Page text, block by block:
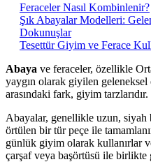
Feraceler Nasıl Kombinlenir?
Şık Abayalar Modelleri:
Dokunuşlar
Tesettür Giyim ve Ferace
Abaya ve feraceler, özellikle
yaygın olarak giyilen
arasındaki fark, giyim tarzlarıdır.
Abayalar, genellikle uzun, siyah
örtülen bir tür peçe ile
günlük giyim olarak kullanırlar
çarşaf veya başörtüsü ile birlikte